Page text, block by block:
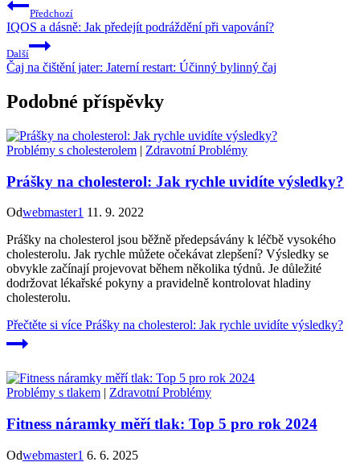
Předchozí
IQOS a dásně: Jak předejít podráždění při vapování?
Další
Čaj na čištění jater: Jaterní restart: Účinný bylinný čaj
Podobné příspěvky
Problémy s cholesterolem | Zdravotní Problémy
Prášky na cholesterol: Jak rychle uvidíte výsledky?
Odwebmaster1 11. 9. 2022
Prášky na cholesterol jsou běžně předepsávány k léčbě vysokého
cholesterolu. Jak rychle můžete očekávat zlepšení? Výsledky se
obvykle začínají projevovat během několika týdnů. Je důležité
dodržovat lékařské pokyny a pravidelně kontrolovat hladiny
cholesterolu.
Přečtěte si více Prášky na cholesterol: Jak rychle uvidíte výsledky?
Problémy s tlakem | Zdravotní Problémy
Fitness náramky měří tlak: Top 5 pro rok 2024
Odwebmaster1 6. 6. 2025